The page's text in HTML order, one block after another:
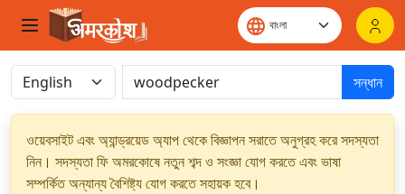
সন্ধান
ওয়েবসাইট এবং অ্যান্ড্রয়েড অ্যাপ থেকে বিজ্ঞাপন সরাতে অনুগ্রহ করে সদস্যতা
নিন। সদস্যতা ফি অমরকোষে নতুন শব্দ ও সংজ্ঞা যোগ করতে এবং ভাষা
সম্পর্কিত অন্যান্য বৈশিষ্ট্য যোগ করতে সহায়ক হবে।